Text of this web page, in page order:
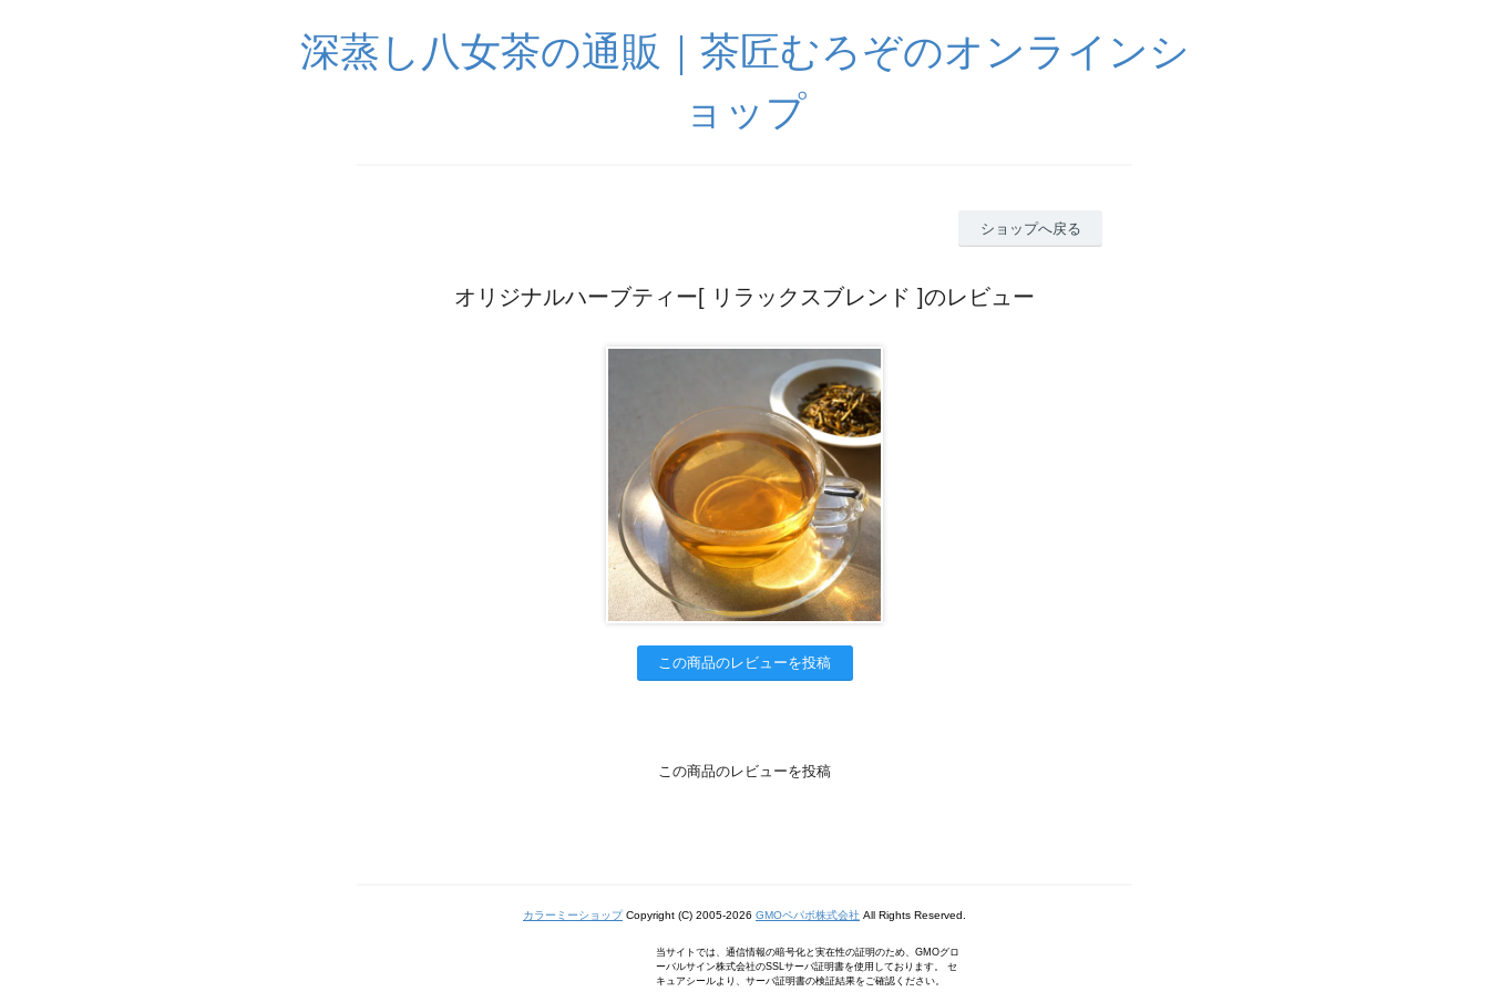
深蒸し八女茶の通販｜茶匠むろぞのオンラインシ
ョップ
ショップへ戻る
オリジナルハーブティー[ リラックスブレンド ]のレビュー
この商品のレビューを投稿
この商品のレビューを投稿
カラーミーショップCopyright (C) 2005-2026 GMOペパボ株式会社 All Rights Reserved.
当サイトでは、通信情報の暗号化と実在性の証明のため、GMOグロ
ーバルサイン株式会社のSSLサーバ証明書を使用しております。 セ
キュアシールより、サーバ証明書の検証結果をご確認ください。